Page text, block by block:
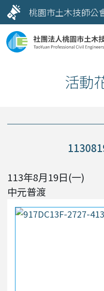
桃園市土木技師公
活動
113年8月19日(一)
中元普渡